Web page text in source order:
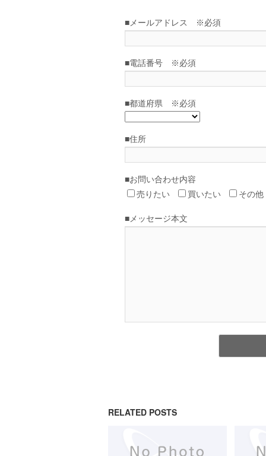
RELATED POSTS